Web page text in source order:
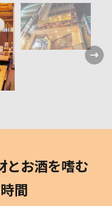
とお酒を嗜む
間